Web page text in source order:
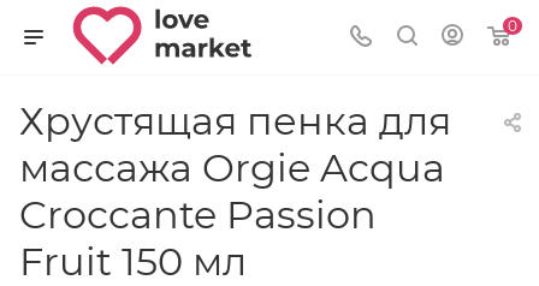
0
Хрустящая пенка для
массажа Orgie Acqua
Croccante Passion
Fruit 150 мл